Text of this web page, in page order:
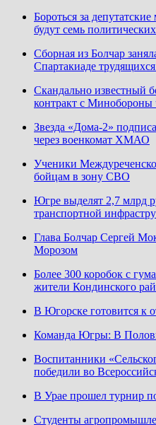
Бороться за
будут семь
Сборная из Болчар
Спартакиаде
Скандально
контракт с
Звезда «Дома-2»
через военкомат ХМАО
Ученики
бойцам в зону СВО
Югре выделят 2,7 млрд
транспортной
Глава Болчар Сергей
Морозом
Более 300 коробок с
жители Кондинского
В Югорске готовится к
Команда Югры: В
Воспитанники
победили во
В Урае прошел турнир
Студенты